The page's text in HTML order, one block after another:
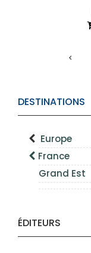
DESTINATIONS
Europe
France
Grand Est
ÉDITEURS